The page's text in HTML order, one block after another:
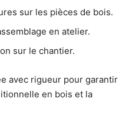
sur les pièces de bois.
en atelier.
sur le chantier.
avec rigueur pour garantir
en bois et la